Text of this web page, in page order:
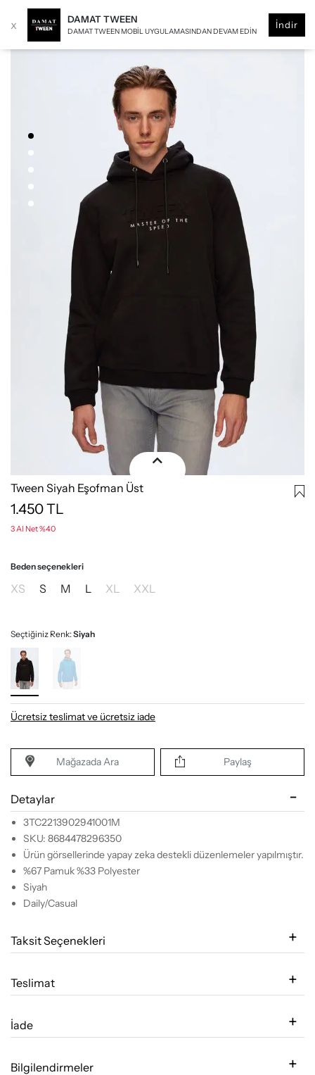
x DAMAT TWEEN
DAMAT TWEEN MOBIL UYGULAMASINDAN DEVAM EDIN
İndir
Tween Siyah Eşofman Üst
1.450TL
3 Al Net %40
Beden seçenekleri
XS S M L XL XXL
Seçtiğiniz Renk:Siyah
Ücretsiz teslimat ve ücretsiz iade
Mağazada Ara Paylaş
Detaylar
3TC2213902941001M
SKU: 8684478296350
Ürün görsellerinde yapay zeka destekli düzenlemeler yapılmıştır.
%67 Pamuk %33 Polyester
Siyah
Daily/Casual
Taksit Seçenekleri
Teslimat
İade
Bilgilendirmeler